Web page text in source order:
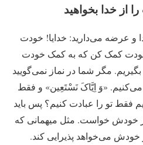
از خدا بخواهید
و عرضه می‌دارید: خدایا! خودت
خودت کمک کن که به کمک خودت
مگر شما در نماز نمی‌گویید
می‌کنیم. «وَ اِیَّاکَ نَسْتَعِین» و فقط
فقط تو را عبادت کنیم؟ پس باید
خودش خواست. مثل میهمانی که
می‌خواهد پذیرایی کند.